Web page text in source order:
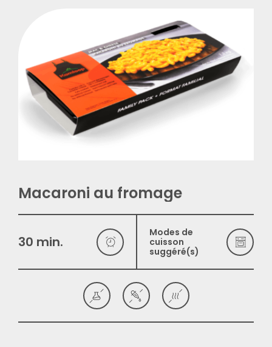
Macaroni au fromage
30 min.
Modes de
cuisson
suggéré(s)